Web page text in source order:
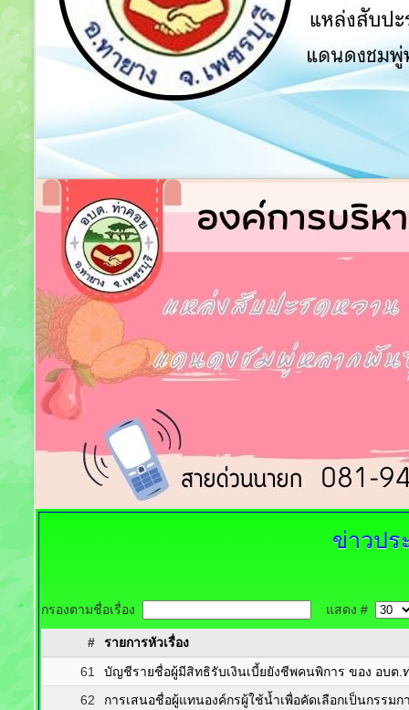
ข่าวป
กรองตามชื่อเรื่อง แสดง #
#
รายการหัวเรื่อง
61
บัญชีรายชื่อผู้มีสิทธิรับเงินเบี้ยยังชีพคนพิการ ของ อบต.
62
การเสนอชื่อผู้แทนองค์กรผู้ใช้น้ำเพื่อคัดเลือกเป็นกรรม